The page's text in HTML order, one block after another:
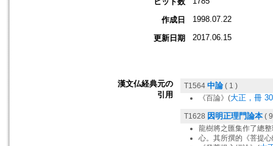
作成日 1998.07.22
更新日期 2017.06.15
漢文仏経典元の
引用
T1564 中論 ( 1 )
《百論》(大正，冊
T1628 因明正理門論本 (
龍樹將之匯集作了總
心。其所撰的《菩提